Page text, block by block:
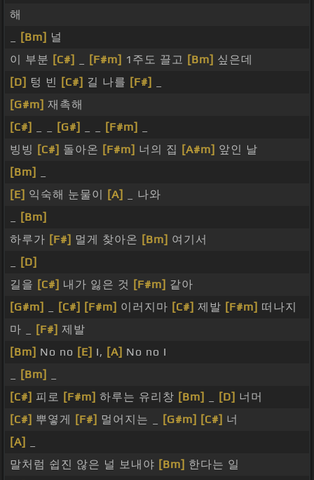
해
[Bm] 널
이 부분 [C#] [F#m] 1주도 끌고 [Bm] 싶은데
[D] 텅 빈 [C#] 길 나를 [F#]
[G#m] 재촉해
[C#]
[G#] [F#m]
빙빙 [C#] 돌아온 [F#m] 너의 집 [A#m] 앞인 날
[Bm]
[E] 익숙해 눈물이 [A]
_ 나와
[Bm]
하루가 [F#] 멀게 찾아온 [Bm] 여기서
[D]
길을 [C#] 내가 잃은 것 [F#m] 같아
[G#m]
[C#] [F#m] 이러지마 [C#] 제발 [F#m] 떠나지
마 _
[F#] 제발
[Bm] No no [E] I, [A] No no I
[Bm]
[C#] 피로 [F#m] 하루는 유리창 [Bm] [D] 너머
[C#] 뿌옇게 [F#] 멀어지는 _ [G#m] [C#] 너
[A]
말처럼 쉽진 않은 널 보내야 [Bm] 한다는 일